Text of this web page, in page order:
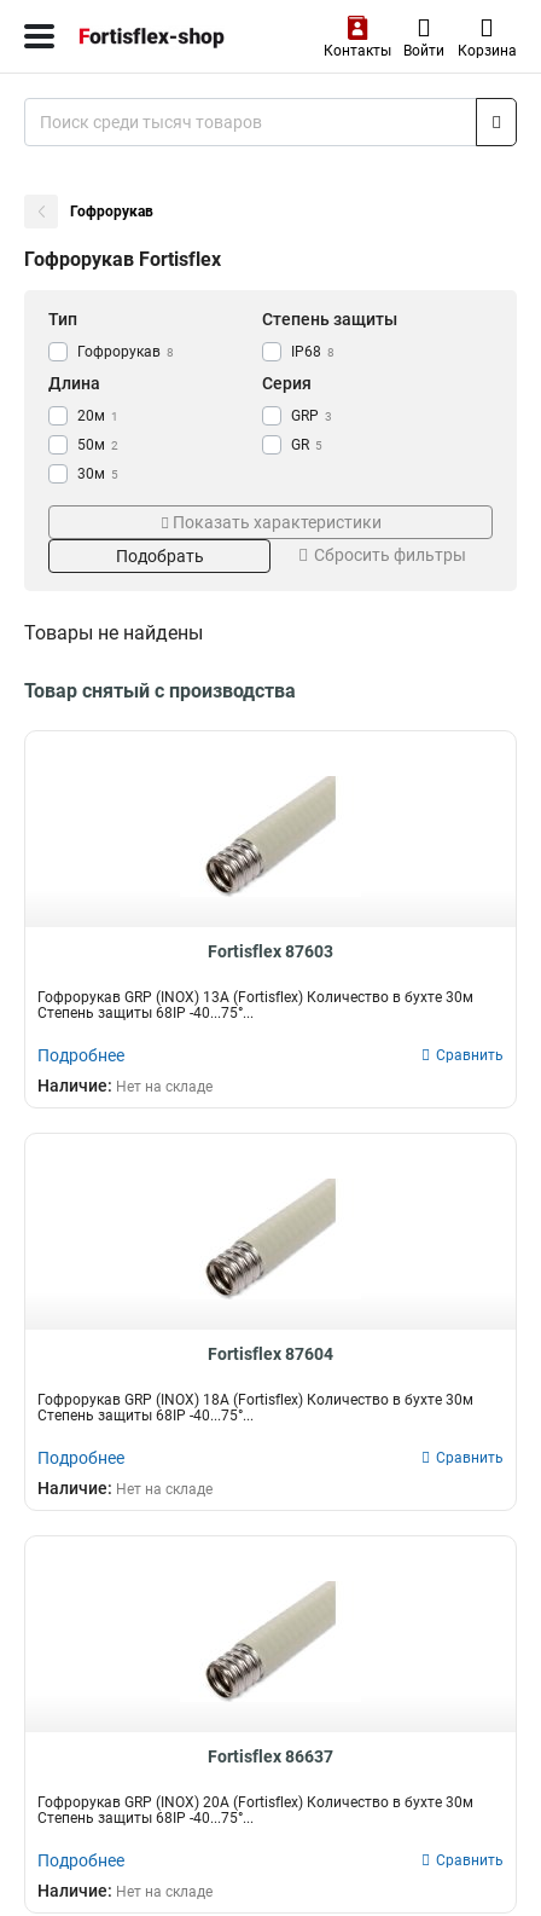
Контакты Войти Корзина
Гофрорукав
Гофрорукав Fortisflex
Тип
Гофрорукав 8
Степень защиты
IP68 8
Длина
20м 1
50м 2
30м 5
Серия
GRP 3
GR 5
Цвет
Серый 3
Рабочая температура
-40...75°С 3
-40...150°С
Бухта 8
Показать характеристики
Подобрать
Сбросить фильтры
Товары не найдены
Товар снятый с производства
Fortisflex 87603
Гофрорукав GRP (INOX) 13A (Fortisflex) Количество в бухте 30м
Степень защиты 68IP -40...75°...
Подробнее Сравнить
Наличие: Нет на складе
Fortisflex 87604
Гофрорукав GRP (INOX) 18A (Fortisflex) Количество в бухте 30м
Степень защиты 68IP -40...75°...
Подробнее Сравнить
Наличие: Нет на складе
Fortisflex 86637
Гофрорукав GRP (INOX) 20A (Fortisflex) Количество в бухте 30м
Степень защиты 68IP -40...75°...
Подробнее Сравнить
Наличие: Нет на складе